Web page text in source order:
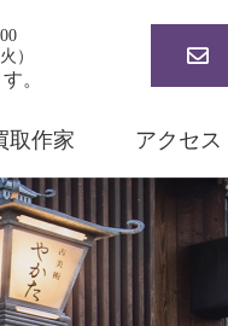
）
。
取作家 アクセス